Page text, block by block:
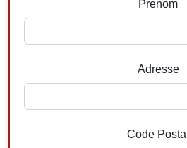
Prenom
Adresse
Code Postal